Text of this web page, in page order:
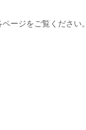
ージをご覧ください。